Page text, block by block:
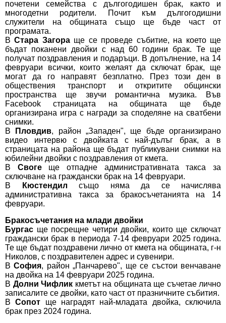
почетени семейства с дългогодишен брак, както и
многодетни родители. Почит към дългогодишни
служители на общината също ще бъде част от
програмата.
ВСтара Загораще се проведе събитие, на което ще
бъдат поканени двойки с над 60 години брак. Те ще
получат поздравления и подаръци. В допълнение, на 14
февруари всички, които желаят да сключат брак, ще
могат да го направят безплатно. През този ден в
обществения транспорт и откритите общински
пространства ще звучи романтична музика. Във
Facebook страницата на общината ще бъде
организирана игра с награди за споделяне на сватбени
снимки.
В
Пловдив, район „Западен", ще бъде организирано
видео интервю с двойката с най-дълъг брак, а в
страницата на района ще бъдат публикувани снимки на
юбилейни двойки с поздравления от кмета.
В Свогеще отпадне административната такса за
сключване на граждански брак на 14 февруари.
В
Кюстендил също няма да се начислява
административна такса за бракосъчетанията на 14
февруари.
Бракосъчетания на млади двойки
Бургас ще посрещне четири двойки, които ще сключат
граждански брак в периода 7-14 февруари 2025 година.
Те ще бъдат поздравени лично от кмета на общината, г-н
Николов, с поздравителен адрес и сувенири.
ВСофия, район „Панчарево", ще се състои венчаване
на двойка на 14 февруари 2025 година.
В Долни Чифлик кметът на общината ще съчетае лично
записалите се двойки, като част от празничните събития.
ВСопот ще наградят най-младата двойка, сключила
брак през 2024 година.